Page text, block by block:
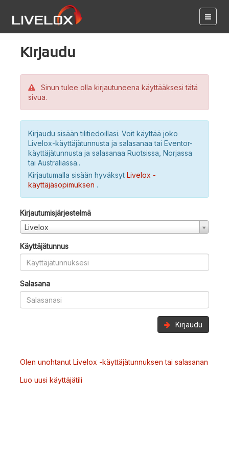
Kirjaudu
Sinun tulee olla kirjautuneena käyttääksesi tätä
sivua.
Kirjaudu sisään tilitiedoillasi. Voit käyttää joko
Livelox-käyttäjätunnusta ja salasanaa tai Eventor-
käyttäjätunnusta ja salasanaa Ruotsissa, Norjassa
tai Australiassa..
Kirjautumalla sisään hyväksyt Livelox -
käyttäjäsopimuksen .
Kirjautumisjärjestelmä
Livelox
Käyttäjätunnus
Salasana
Kirjaudu
Olen unohtanut Livelox -käyttäjätunnuksen tai salasanan
Luo uusi käyttäjätili